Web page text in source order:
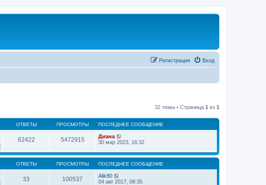
Вход
Регистрация
32 темы • Страница 1 из 1
ОТВЕТЫ ПРОСМОТРЫ ПОСЛЕДНЕЕ СООБЩЕНИЕ
62422 5472915
Диана
30 мар 2023, 16:32
ОТВЕТЫ ПРОСМОТРЫ ПОСЛЕДНЕЕ СООБЩЕНИЕ
33 100537
Alik80
04 авг 2017, 08:35